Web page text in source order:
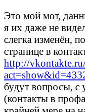
Это мой мот,
я их даже не
слегка изменён,
странице в
http://
будут вопросы, с
(контакты в